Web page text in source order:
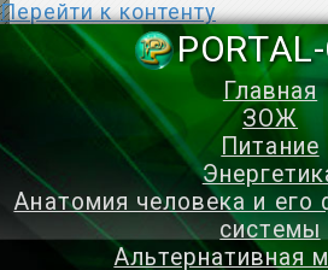
Перейти к контенту
Главная
ЗОЖ
Питание
Анатомия человека и его
системы
Альтернативная